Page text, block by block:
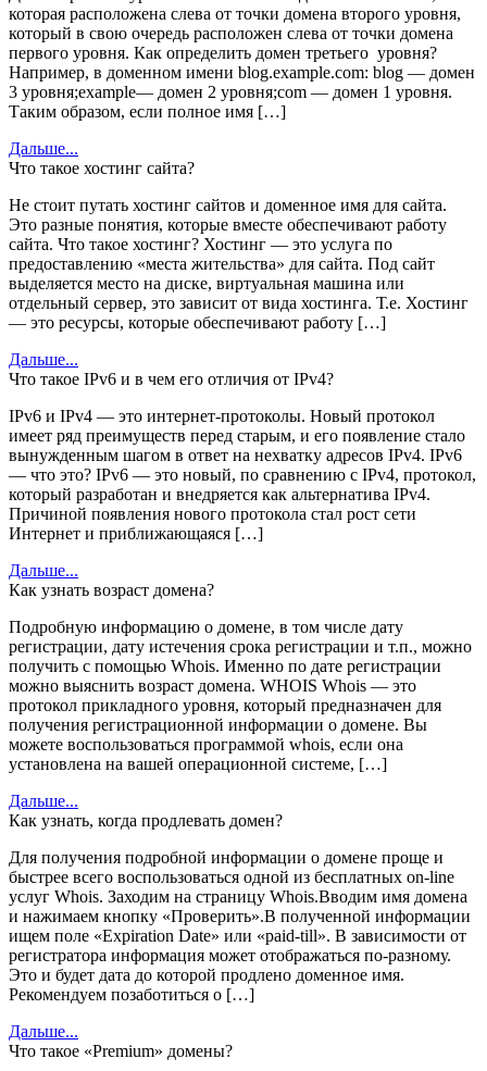
которая расположена слева от точки домена второго уровня,
который в свою очередь расположен слева от точки домена
первого уровня. Как определить домен третьего уровня?
Например, в доменном имени blog.example.com: blog — домен
3 уровня;example— домен 2 уровня;com — домен 1 уровня.
Таким образом, если полное имя […]
Дальше...
Что такое хостинг сайта?
Не стоит путать хостинг сайтов и доменное имя для сайта.
Это разные понятия, которые вместе обеспечивают работу
сайта. Что такое хостинг? Хостинг — это услуга по
предоставлению «места жительства» для сайта. Под сайт
выделяется место на диске, виртуальная машина или
отдельный сервер, это зависит от вида хостинга. Т.е. Хостинг
— это ресурсы, которые обеспечивают работу […]
Дальше...
Что такое IPv6 и в чем его отличия от IPv4?
IPv6 и IPv4 — это интернет-протоколы. Новый протокол
имеет ряд преимуществ перед старым, и его появление стало
вынужденным шагом в ответ на нехватку адресов IPv4. IPv6
— что это? IPv6 — это новый, по сравнению с IPv4, протокол,
который разработан и внедряется как альтернатива IPv4.
Причиной появления нового протокола стал рост сети
Интернет и приближающаяся […]
Дальше...
Как узнать возраст домена?
Подробную информацию о домене, в том числе дату
регистрации, дату истечения срока регистрации и т.п., можно
получить с помощью Whois. Именно по дате регистрации
можно выяснить возраст домена. WHOIS Whois — это
протокол прикладного уровня, который предназначен для
получения регистрационной информации о домене. Вы
можете воспользоваться программой whois, если она
установлена на вашей операционной системе, […]
Дальше...
Как узнать, когда продлевать домен?
Для получения подробной информации о домене проще и
быстрее всего воспользоваться одной из бесплатных on-line
услуг Whois. Заходим на страницу Whois.Вводим имя домена
и нажимаем кнопку «Проверить».В полученной информации
ищем поле «Expiration Date» или «paid-till». В зависимости от
регистратора информация может отображаться по-разному.
Это и будет дата до которой продлено доменное имя.
Рекомендуем позаботиться о […]
Дальше...
Что такое «Premium» домены?